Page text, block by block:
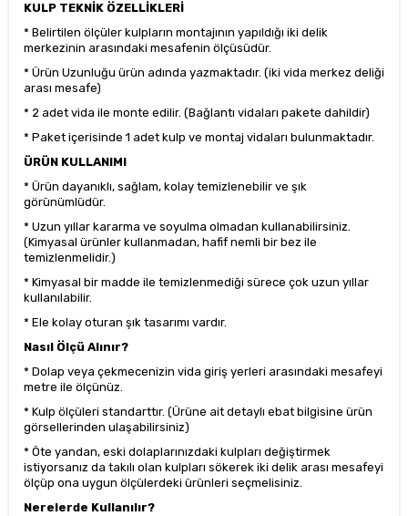
KULP TEKNİK ÖZELLİKLERİ
* Belirtilen ölçüler kulpların montajının yapıldığı iki delik
merkezinin arasındaki mesafenin ölçüsüdür.
* Ürün Uzunluğu ürün adında yazmaktadır. (iki vida merkez deliği
arası mesafe)
* 2 adet vida ile monte edilir. (Bağlantı vidaları pakete dahildir)
* Paket içerisinde 1 adet kulp ve montaj vidaları bulunmaktadır.
ÜRÜN KULLANIMI
* Ürün dayanıklı, sağlam, kolay temizlenebilir ve şık
görünümlüdür.
* Uzun yıllar kararma ve soyulma olmadan kullanabilirsiniz.
(Kimyasal ürünler kullanmadan, hafif nemli bir bez ile
temizlenmelidir.)
* Kimyasal bir madde ile temizlenmediği sürece çok uzun yıllar
kullanılabilir.
* Ele kolay oturan şık tasarımı vardır.
Nasıl Ölçü Alınır?
* Dolap veya çekmecenizin vida giriş yerleri arasındaki mesafeyi
metre ile ölçünüz.
* Kulp ölçüleri standarttır. (Ürüne ait detaylı ebat bilgisine ürün
görsellerinden ulaşabilirsiniz)
* Öte yandan, eski dolaplarınızdaki kulpları değiştirmek
istiyorsanız da takılı olan kulpları sökerek iki delik arası mesafeyi
ölçüp ona uygun ölçülerdeki ürünleri seçmelisiniz.
Nerelerde Kullanılır?